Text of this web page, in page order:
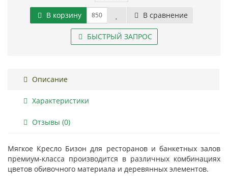
В корзину В сравнение
БЫСТРЫЙ ЗАПРОС
Описание
Характеристики
Отзывы (0)
Мягкое Кресло Бизон для ресторанов и банкетных залов
премиум-класса производится в различных комбинациях
цветов обивочного материала и деревянных элементов.